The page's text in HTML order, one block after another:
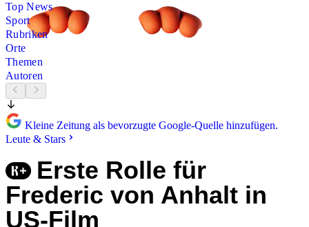
Top News
Sport
Rubriken
Orte
Themen
Autoren
Kleine Zeitung als bevorzugte Google-Quelle hinzufügen.
Leute & Stars
Erste Rolle für
Frederic von Anhalt in
US-Film